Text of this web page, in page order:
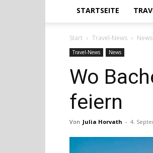
STARTSEITE
Start Travel-News News
Travel-News News
Wo
feiern
Von Julia Horvath - 4.